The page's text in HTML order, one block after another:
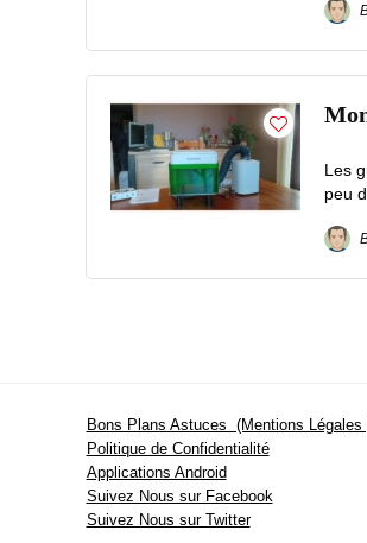
Les
peu
Bons Plans Astuces (Mentions Légales
Politique de Confidentialité
Applications Android
Suivez Nous sur Facebook
Suivez Nous sur Twitter